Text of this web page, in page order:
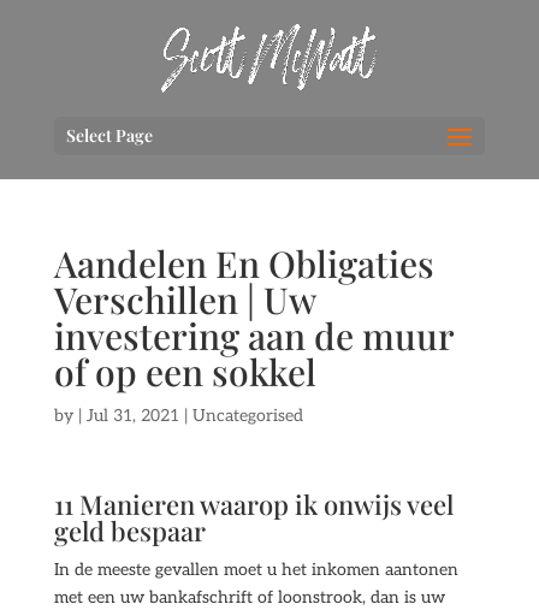
Select Page
Aandelen En Obligaties
Verschillen | Uw
investering aan de muur
of op een sokkel
by | Jul 31, 2021 | Uncategorised
11 Manieren waarop ik onwijs veel
geld bespaar
In de meeste gevallen moet u het inkomen aantonen
met een uw bankafschrift of loonstrook, dan is uw